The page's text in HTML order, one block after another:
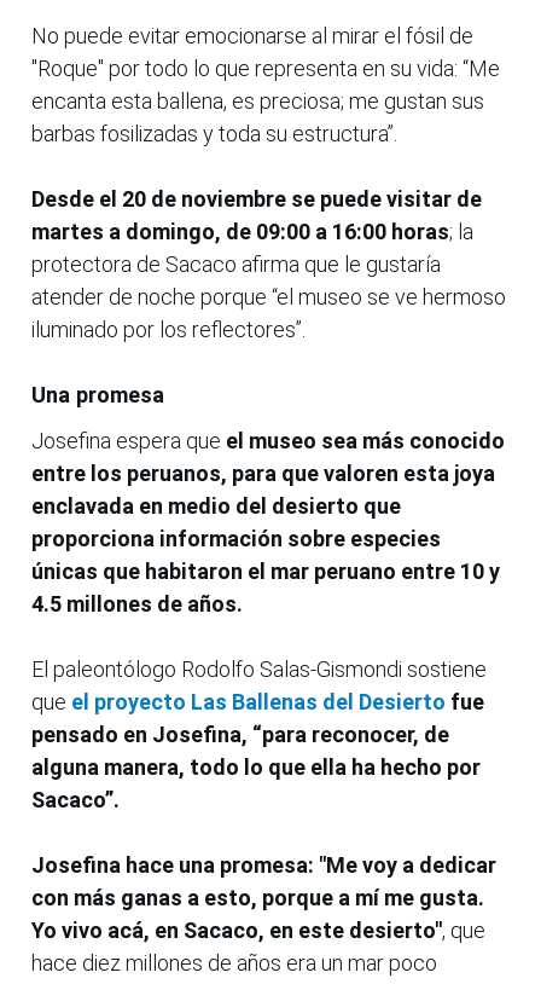
No puede evitar emocionarse al mirar el fósil de
"Roque" por todo lo que representa en su vida: “Me
encanta esta ballena, es preciosa; me gustan sus
barbas fosilizadas y toda su estructura”.
Desde el 20 de noviembre se puede visitar de
martes a domingo, de 09:00 a 16:00 horas; la
protectora de Sacaco afirma que le gustaría
atender de noche porque “el museo se ve hermoso
iluminado por los reflectores”.
Una promesa
Josefina espera que el museo sea más conocido
entre los peruanos, para que valoren esta joya
enclavada en medio del desierto que
proporciona información sobre especies
únicas que habitaron el mar peruano entre 10 y
4.5 millones de años.
El paleontólogo Rodolfo Salas-Gismondi sostiene
que el proyecto Las Ballenas del Desierto fue
pensado en Josefina, “para reconocer, de
alguna manera, todo lo que ella ha hecho por
Sacaco”.
Josefina hace una promesa: "Me voy a dedicar
con más ganas a esto, porque a mí me gusta.
Yo vivo acá, en Sacaco, en este desierto", que
hace diez millones de años era un mar poco